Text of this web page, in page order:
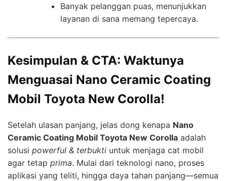
Banyak pelanggan puas, menunjukkan
layanan di sana memang tepercaya.
Kesimpulan & CTA: Waktunya
Menguasai Nano Ceramic Coating
Mobil Toyota New Corolla!
Setelah ulasan panjang, jelas dong kenapa Nano
Ceramic Coating Mobil Toyota New Corolla adalah
solusi powerful & terbukti untuk menjaga cat mobil
agar tetap prima. Mulai dari teknologi nano, proses
aplikasi yang teliti, hingga daya tahan panjang—semua